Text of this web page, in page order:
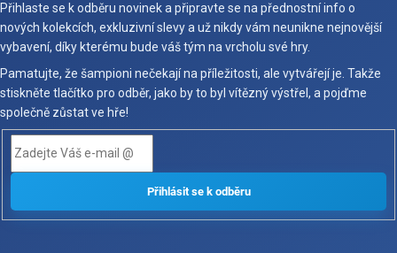
Přihlaste se k odběru novinek a připravte se na přednostní info o
nových kolekcích, exkluzivní slevy a už nikdy vám neunikne nejnovější
vybavení, díky kterému bude váš tým na vrcholu své hry.
Pamatujte, že šampioni nečekají na příležitosti, ale vytvářejí je. Takže
stiskněte tlačítko pro odběr, jako by to byl vítězný výstřel, a pojďme
společně zůstat ve hře!